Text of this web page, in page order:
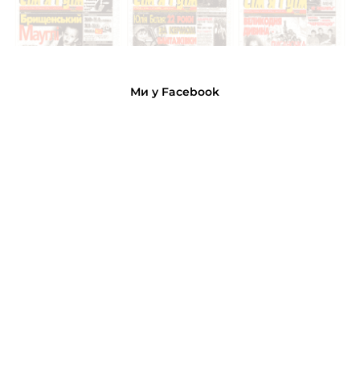
Ми у Facebook